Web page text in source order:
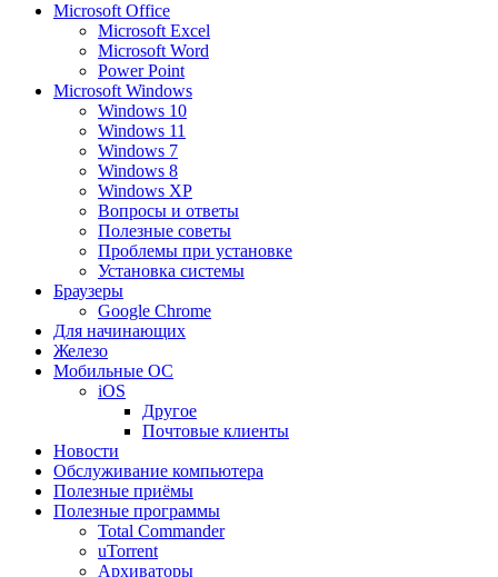
Microsoft Office
Microsoft Excel
Microsoft Word
Power Point
Microsoft Windows
Windows 10
Windows 11
Windows 7
Windows 8
Windows XP
Вопросы и ответы
Полезные советы
Проблемы при установке
Установка системы
Браузеры
Google Chrome
Для начинающих
Железо
Мобильные ОС
iOS
Другое
Почтовые клиенты
Новости
Обслуживание компьютера
Полезные приёмы
Полезные программы
Total Commander
uTorrent
Архиваторы